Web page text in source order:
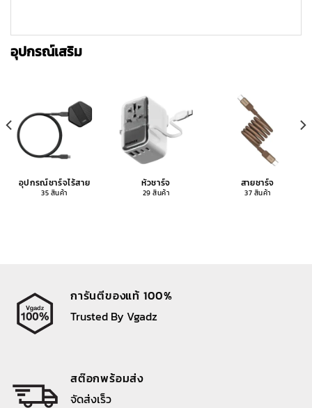
อุปกรณ์เสริม
อุปกรณ์ชาร์จไร้สาย
35 สินค้า
หัวชาร์จ
29 สินค้า
สายชาร์จ
37 สินค้า
การันตีของแท้ 100%
Trusted By Vgadz
สต๊อกพร้อมส่ง
จัดส่งเร็ว